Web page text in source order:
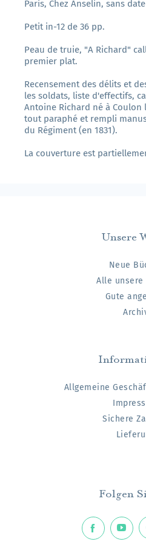
Paris, Chez Anselin, sans
Petit in-12 de 36 pp.
Peau de truie, "A Richard"
premier plat.
Recensement des délits et
les soldats, liste d'effectifs,
Antoine Richard né à Coulon
tout paraphé et rempli
du Régiment (en 1831).
La couverture est
Unsere
Neue
Alle unsere
Gute
Allgemeine
Sichere
Folgen